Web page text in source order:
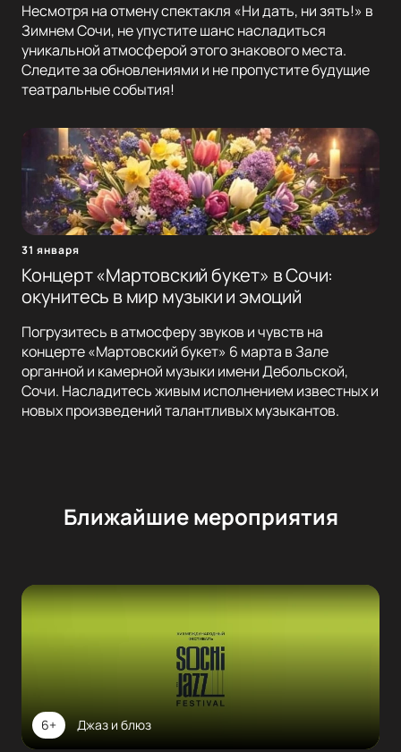
Несмотря на отмену спектакля «Ни дать, ни зять!» в
Зимнем Сочи, не упустите шанс насладиться
уникальной атмосферой этого знакового места.
Следите за обновлениями и не пропустите будущие
театральные события!
31 января
Концерт «Мартовский букет» в Сочи:
окунитесь в мир музыки и эмоций
Погрузитесь в атмосферу звуков и чувств на
концерте «Мартовский букет» 6 марта в Зале
органной и камерной музыки имени Дебольской,
Сочи. Насладитесь живым исполнением известных и
новых произведений талантливых музыкантов.
Ближайшие мероприятия
Джаз и блюз
6+